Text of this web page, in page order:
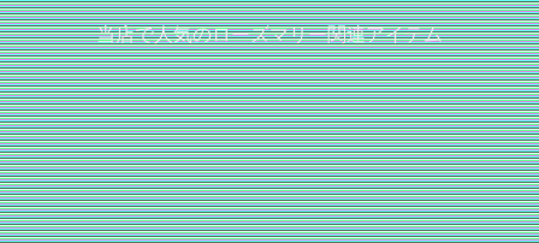
当店で人気のローズマリー関連アイテム